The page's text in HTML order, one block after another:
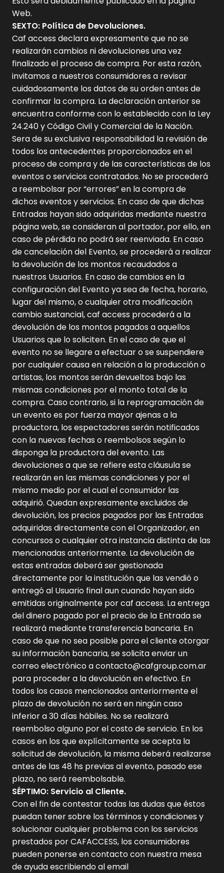
Web.
SEXTO: Política de Devoluciones.
Caf access declara expresamente que no se
realizarán cambios ni devoluciones una vez
finalizado el proceso de compra. Por esta razón,
invitamos a nuestros consumidores a revisar
cuidadosamente los datos de su orden antes de
confirmar la compra. La declaración anterior se
encuentra conforme con lo establecido con la Ley
24.240 y Código Civil y Comercial de la Nación.
Sera de su exclusiva responsabilidad la revisión de
todos los antecedentes proporcionados en el
proceso de compra y de las características de los
eventos o servicios contratados. No se procederá
a reembolsar por “errores” en la compra de
dichos eventos y servicios. En caso de que dichas
Entradas hayan sido adquiridas mediante nuestra
página web, se consideran al portador, por ello, en
caso de pérdida no podrá ser reenviada. En caso
de cancelación del Evento, se procederá a realizar
la devolución de los montos recaudados a
nuestros Usuarios. En caso de cambios en la
configuración del Evento ya sea de fecha, horario,
lugar del mismo, o cualquier otra modificación
cambio sustancial, caf access procederá a la
devolución de los montos pagados a aquellos
Usuarios que lo soliciten. En el caso de que el
evento no se llegare a efectuar o se suspendiere
por cualquier causa en relación a la producción o
artistas, los montos serán devueltos bajo las
mismas condiciones por el monto total de la
compra. Caso contrario, si la reprogramación de
un evento es por fuerza mayor ajenas a la
productora, los espectadores serán notificados
con la nuevas fechas o reembolsos según lo
disponga la productora del evento. Las
devoluciones a que se refiere esta cláusula se
realizarán en las mismas condiciones y por el
mismo medio por el cual el consumidor las
adquirió. Quedan expresamente excluidos de
devolución, los precios pagados por las Entradas
adquiridas directamente con el Organizador, en
concursos o cualquier otra instancia distinta de las
mencionadas anteriormente. La devolución de
estas entradas deberá ser gestionada
directamente por la institución que las vendió o
entregó al Usuario final aun cuando hayan sido
emitidas originalmente por caf access. La entrega
del dinero pagado por el precio de la Entrada se
realizará mediante transferencia bancaria. En
caso de que no sea posible para el cliente otorgar
su información bancaria, se solicita enviar un
correo electrónico a contacto@cafgroup.com.ar
para proceder a la devolución en efectivo. En
todos los casos mencionados anteriormente el
plazo de devolución no será en ningún caso
inferior a 30 días hábiles. No se realizará
reembolso alguno por el costo de servicio. En los
casos en los que explícitamente se acepta la
solicitud de devolución, la misma deberá realizarse
antes de las 48 hs previas al evento, pasado ese
plazo, no será reembolsable.
SÉPTIMO: Servicio al Cliente.
Con el fin de contestar todas las dudas que éstos
puedan tener sobre los términos y condiciones y
solucionar cualquier problema con los servicios
prestados por CAFACCESS, los consumidores
pueden ponerse en contacto con nuestra mesa
de ayuda escribiendo al email